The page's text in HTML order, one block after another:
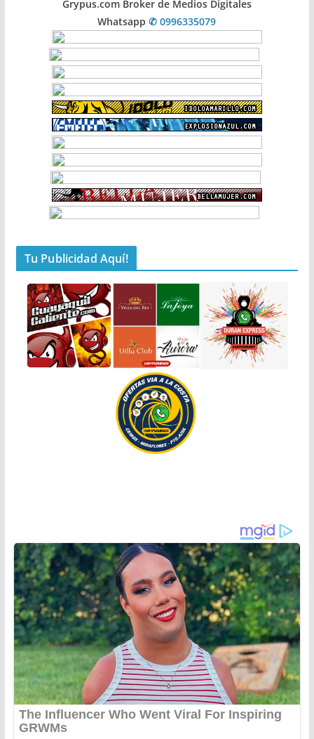
Grypus.com Broker de Medios Digitales
Whatsapp✆ 0996335079
Tu Publicidad Aquí!